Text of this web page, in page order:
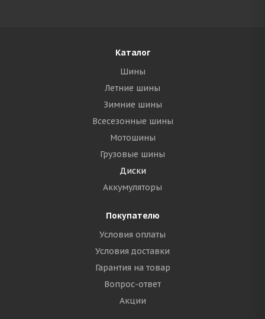
Каталог
Шины
Летние шины
Зимние шины
Всесезонные шины
Мотошины
Грузовые шины
Диски
Аккумуляторы
Покупателю
Условия оплаты
Условия доставки
Гарантия на товар
Вопрос-ответ
Акции